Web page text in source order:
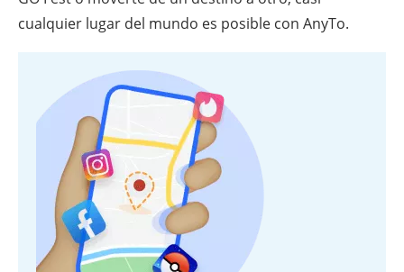
cualquier lugar del mundo es posible con AnyTo.